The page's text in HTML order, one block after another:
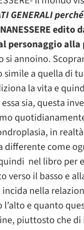
GENERALI
edito
personaggio alla
annoino.
simile a quella di
la vita e
sia, questa
in
differente come
nel libro per
verso il basso e
nella
e quanto
piuttosto che